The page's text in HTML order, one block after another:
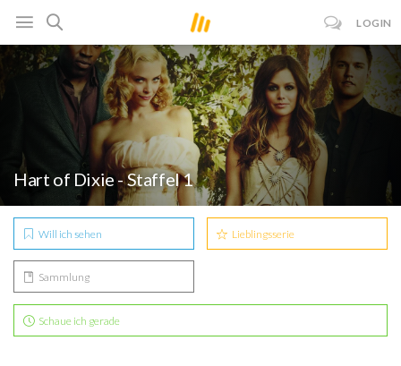
LOGIN
Hart of Dixie - Staffel 1
Will ich sehen Lieblingsserie
Sammlung
Schaue ich gerade